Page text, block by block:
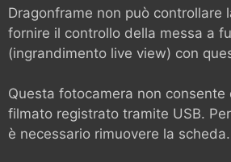
Dragonframe non può controllare
fornire il controllo della messa a
(ingrandimento live view) con
Questa fotocamera non consente
filmato registrato tramite USB.
è necessario rimuovere la scheda.